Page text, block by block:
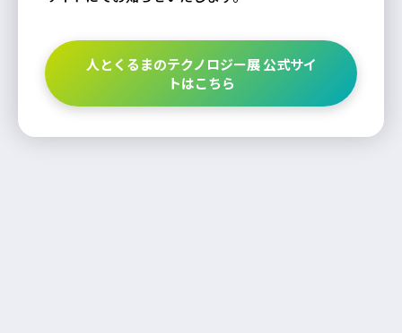
人とくるまのテクノロジー展 公式サイ
トはこちら